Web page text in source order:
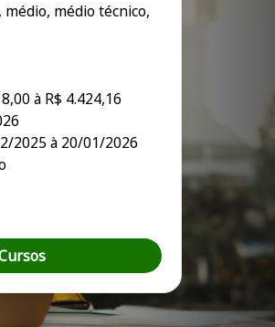
médio técnico,
à R$ 4.424,16
2025 à 20/01/2026